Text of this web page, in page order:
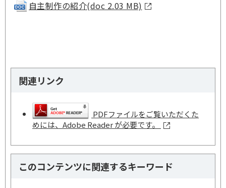
自主制作の紹介(doc 2.03 MB)
関連リンク
PDFファイルをご覧いただくた
めには、Adobe Reader が必要です。
このコンテンツに関連するキーワード